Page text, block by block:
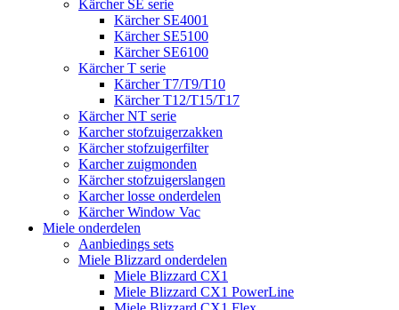
Kärcher SE serie
Kärcher SE4001
Kärcher SE5100
Kärcher SE6100
Kärcher T serie
Kärcher T7/T9/T10
Kärcher T12/T15/T17
Kärcher NT serie
Karcher stofzuigerzakken
Kärcher stofzuigerfilter
Karcher zuigmonden
Kärcher stofzuigerslangen
Karcher losse onderdelen
Kärcher Window Vac
Miele onderdelen
Aanbiedings sets
Miele Blizzard onderdelen
Miele Blizzard CX1
Miele Blizzard CX1 PowerLine